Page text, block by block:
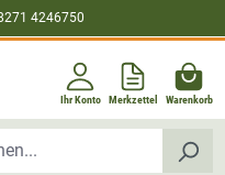
4246750
Ihr Konto Merkzettel Warenkorb